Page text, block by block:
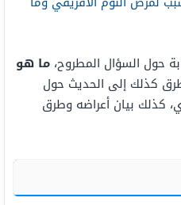
حول السؤال المطروح، ما هو
كذلك إلى الحديث حول
كذلك بيان أعراضه وطرق